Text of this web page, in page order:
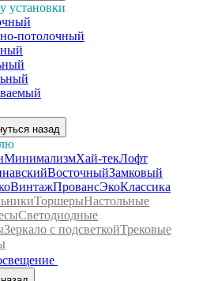
установки
потолочный
назад
МинимализмХай-текЛофт
ВосточныйЗамковый
ВинтажПровансЭкоКлассика
ТоршерыНастольные
Светодиодные
Зеркало с подсветкойТрековые